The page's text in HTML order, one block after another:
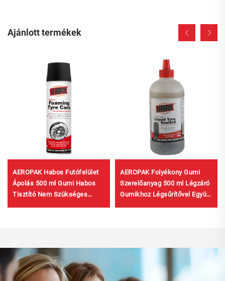
Ajánlott termékek
AEROPAK Habos Futófelület
Ápolás 500 ml Gumi Habos
Tisztító Nem Szükséges
AEROPAK Folyékony Gumi
Szerelőanyag 500 ml Légzáró
Gumikhoz Légsűrítővel Együtt